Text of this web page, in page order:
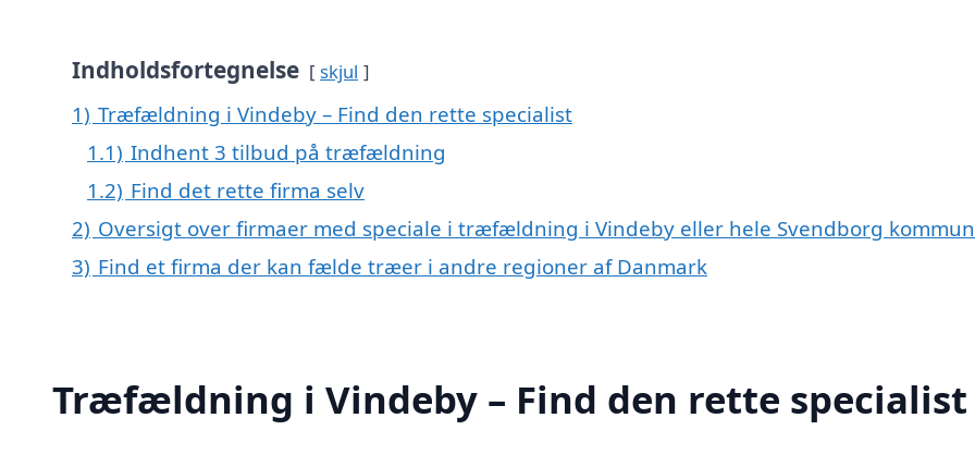
Indholdsfortegnelse skjul
1) Træfældning i Vindeby – Find den rette specialist
1.1) Indhent 3 tilbud på træfældning
1.2) Find det rette firma selv
2) Oversigt over firmaer med speciale i træfældning i Vindeby eller hele Svendborg
3) Find et firma der kan fælde træer i andre regioner af Danmark
Træfældning i Vindeby – Find den rette specialist